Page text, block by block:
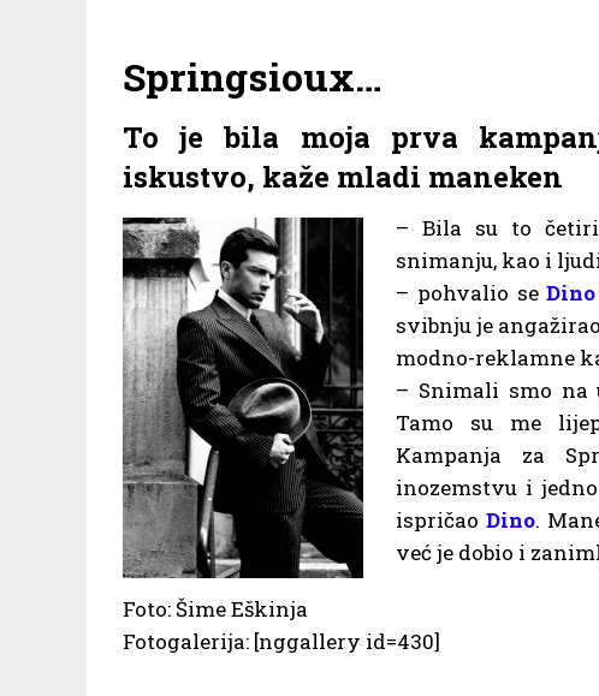
Springsioux…
To je bila moja prva
iskustvo, kaže mladi maneken
– Bila su to
snimanju, kao i
– pohvalio se
svibnju je
modno-reklamne
– Snimali smo na
Tamo su me
Kampanja za
inozemstvu i
ispričao Dino.
već je dobio i
Foto: Šime Eškinja
Fotogalerija: [nggallery id=430]